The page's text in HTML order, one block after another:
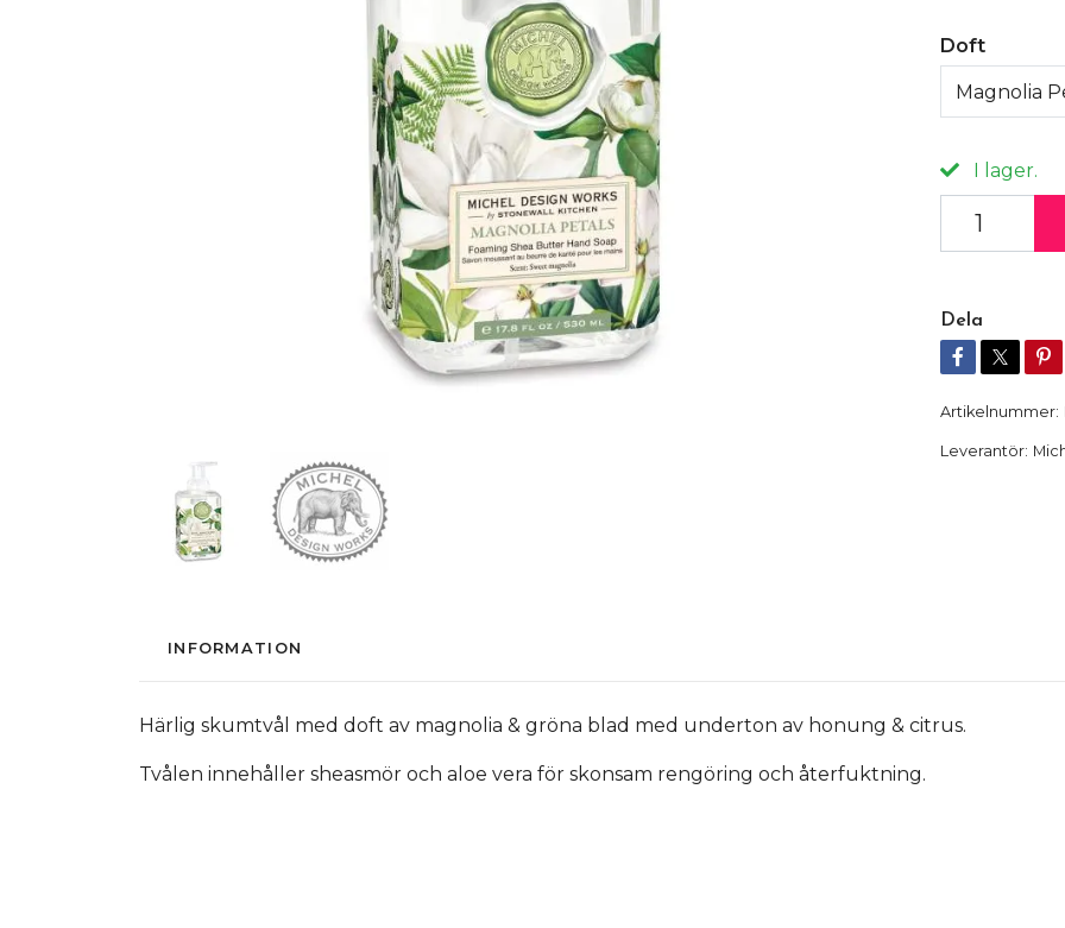
Doft
Magnolia
I lager.
Dela
Artikelnummer:
Leverantör:
INFORMATION
Härlig skumtvål med doft av magnolia & gröna blad med underton av honung & citrus.
Tvålen innehåller sheasmör och aloe vera för skonsam rengöring och återfuktning.